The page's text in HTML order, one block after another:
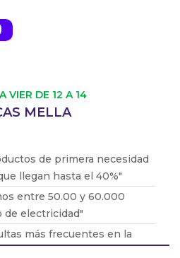
VIER DE 12 A 14
MELLA
de primera necesidad
llegan hasta el 40%"
entre 50.00 y 60.000
de electricidad"
más frecuentes en la